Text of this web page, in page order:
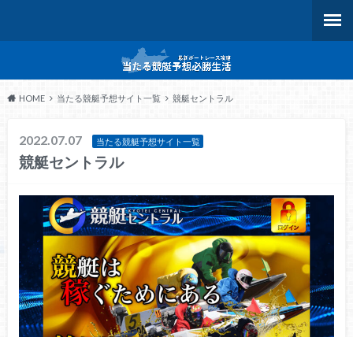
HOME 当たる競艇予想サイト一覧 競艇セントラル
2022.07.07 当たる競艇予想サイト一覧
競艇セントラル